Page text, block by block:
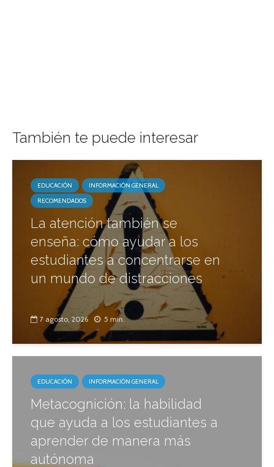
También te puede interesar
EDUCACIÓN
INFORMACIÓN GENERAL
RECOMENDADOS
La atención también se
enseña: cómo ayudar a los
estudiantes a concentrarse en
un mundo de distracciones
7 agosto, 2026 5 min.
EDUCACIÓN INFORMACIÓN GENERAL
Metacognición: la habilidad
que ayuda a los estudiantes a
aprender de manera más
autónoma